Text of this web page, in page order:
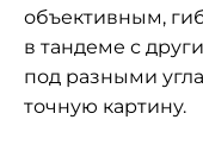
объективным,
в тандеме с
под разными
точную картину.